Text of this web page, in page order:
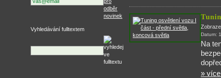
Datum:
Na
»
Vyhledávání fulltextem